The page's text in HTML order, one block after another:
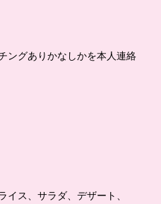
ングありかなしかを本人連絡
ス、サラダ、デザート、